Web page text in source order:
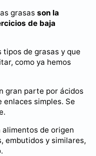
grasas son la
de baja
tipos de grasas y que
como ya hemos
gran parte por ácidos
simples. Se
de origen
embutidos y similares,